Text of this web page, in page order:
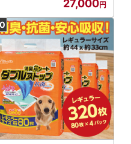
品 消耗品 福島県 棚倉町 送
料無料_【1335572】
27,000